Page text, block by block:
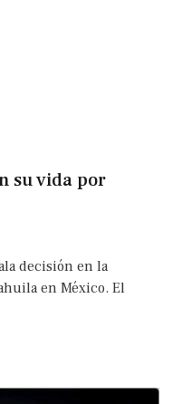
su vida por
decisión en la
en México. El